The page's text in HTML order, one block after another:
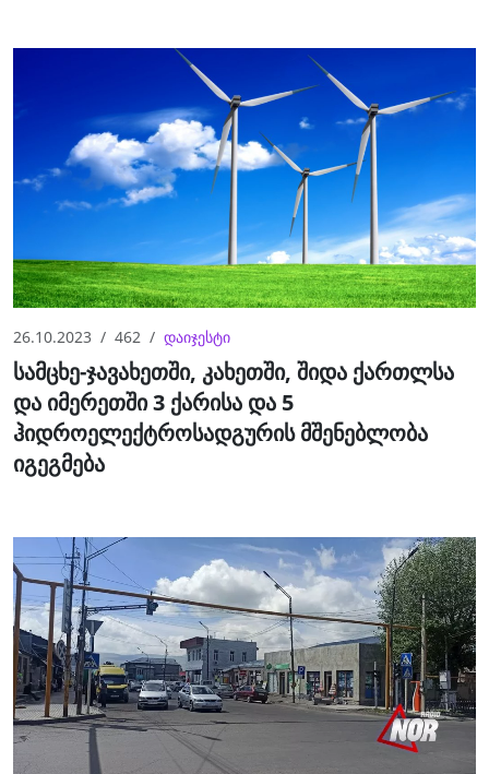
26.10.2023 462 დაიჯესტი
სამცხე-ჯავახეთში, კახეთში, შიდა ქართლსა
და იმერეთში 3 ქარისა და 5
ჰიდროელექტროსადგურის მშენებლობა
იგეგმება